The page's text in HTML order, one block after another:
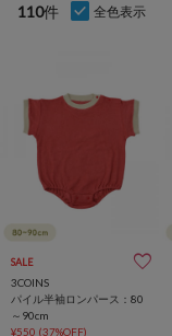
110件 全色表示
SALE
3COINS
パイル半袖ロンパース：80
～90cm
¥550 (37%OFF)